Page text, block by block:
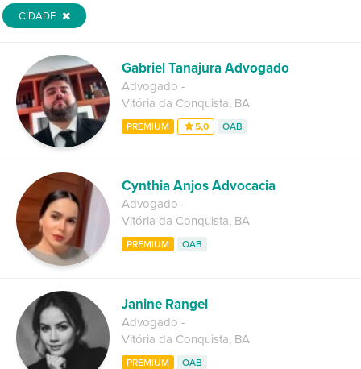
CIDADE
Gabriel Tanajura Advogado
Advogado -
Vitória da Conquista, BA
PREMIUM 5,0 OAB
Cynthia Anjos Advocacia
Advogado -
Vitória da Conquista, BA
PREMIUM OAB
Janine Rangel
Advogado -
Vitória da Conquista, BA
PREMIUM OAB